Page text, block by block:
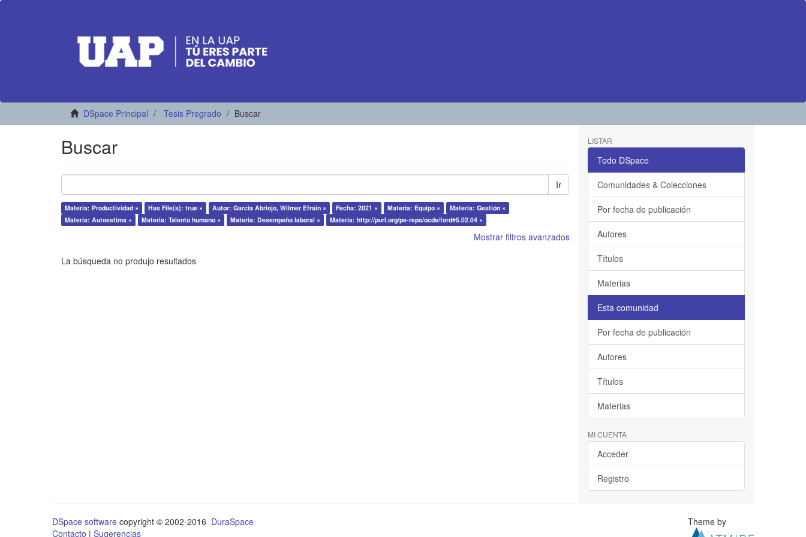
DSpace Principal Tesis Pregrado Buscar
Buscar
Ir
Materia: Productividad × Has File(s): true × Autor: Garcia Abriojo, Wilmer Efrain × Fecha: 2021 × Materia: Equipo ×
Materia: Gestión ×
Materia: Autoestima ×
Materia: Talento humano × Materia: Desempeño laboral × Materia: http://purl.org/pe-repo/ocde/ford#5.02.04 ×
Mostrar filtros avanzados
La búsqueda no produjo resultados
LISTAR
Todo DSpace
Comunidades & Colecciones
Por fecha de publicación
Autores
Títulos
Materias
Esta comunidad
Por fecha de publicación
Autores
Títulos
Materias
MI CUENTA
Acceder
Registro
DSpace software copyright © 2002-2016 DuraSpace
Contacto | Sugerencias
Theme by